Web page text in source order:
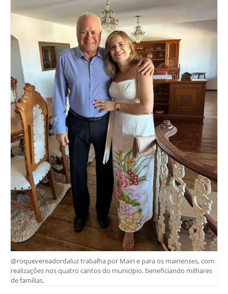
@roquevereadordaluz trabalha por Mairi e para os mairienses, com
realizações nos quatro cantos do município, beneficiando milhares
de famílias.